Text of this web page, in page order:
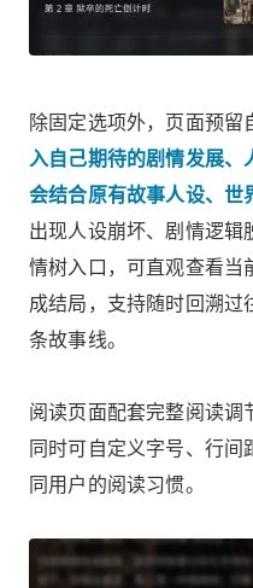
除固定选项外，页面预留
入自己期待的剧情发展
会结合原有故事人设、世
出现人设崩坏、剧情逻辑
情树入口，可直观查看当
成结局，支持随时回溯过
条故事线。
阅读页面配套完整阅读调
同时可自定义字号、行
同用户的阅读习惯。